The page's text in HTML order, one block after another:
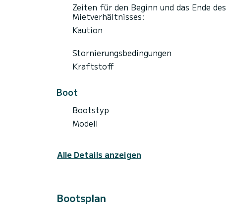
Zeiten für den Beginn und das Ende des
Mietverhältnisses:
Kaution
Stornierungsbedingungen
Kraftstoff
Boot
Bootstyp
Modell
Alle Details anzeigen
Bootsplan